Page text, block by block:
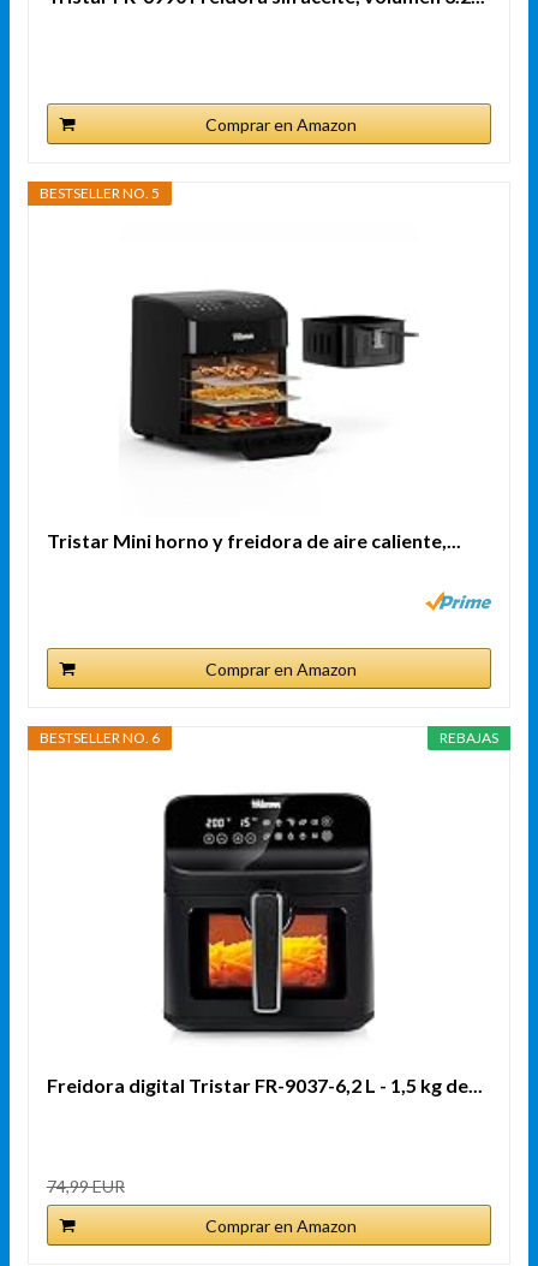
Comprar en Amazon
BESTSELLER NO. 5
Tristar Mini horno y freidora de aire caliente,...
Comprar en Amazon
REBAJAS
BESTSELLER NO. 6
Freidora digital Tristar FR-9037-6,2 L - 1,5 kg de...
74,99 EUR
Comprar en Amazon